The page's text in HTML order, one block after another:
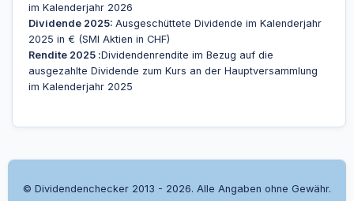
im Kalenderjahr 2026
Dividende 2025: Ausgeschüttete Dividende im Kalenderjahr
2025 in € (SMI Aktien in CHF)
Rendite 2025 :Dividendenrendite im Bezug auf die
ausgezahlte Dividende zum Kurs an der Hauptversammlung
im Kalenderjahr 2025
© Dividendenchecker 2013 - 2026. Alle Angaben ohne Gewähr.